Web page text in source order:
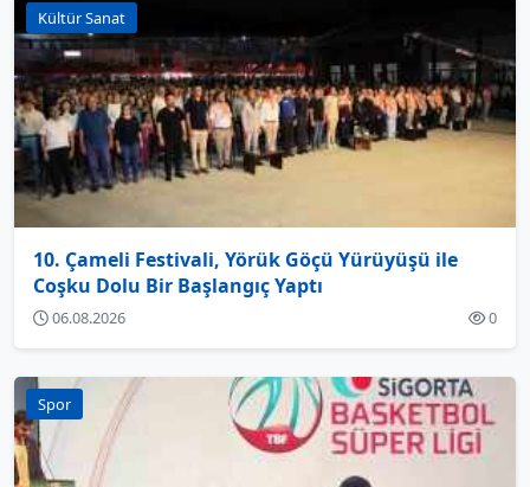
Kültür Sanat
10. Çameli Festivali, Yörük Göçü Yürüyüşü ile
Coşku Dolu Bir Başlangıç Yaptı
06.08.2026 0
Spor